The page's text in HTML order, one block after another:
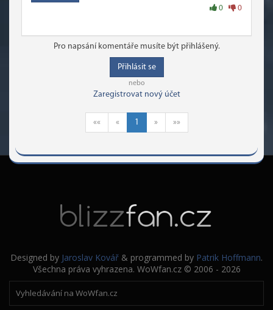
0 0
Pro napsání komentáře musíte být přihlášený.
Přihlásit se
nebo
Zaregistrovat nový účet
«« « 1 » »»
Designed by Jaroslav Kovář & programmed by Patrik Hoffmann.
Všechna práva vyhrazena. WoWfan.cz © 2006 - 2026